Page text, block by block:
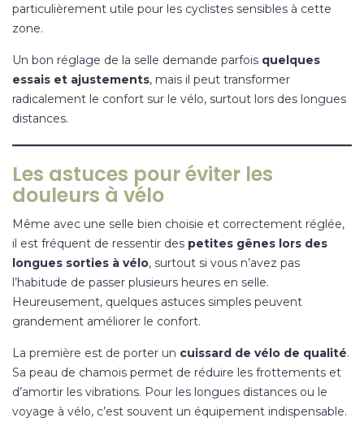
particulièrement utile pour les cyclistes sensibles à cette
zone.
Un bon réglage de la selle demande parfois quelques
essais et ajustements, mais il peut transformer
radicalement le confort sur le vélo, surtout lors des longues
distances.
Les astuces pour éviter les
douleurs à vélo
Même avec une selle bien choisie et correctement réglée,
il est fréquent de ressentir des petites gênes lors des
longues sorties à vélo, surtout si vous n’avez pas
l’habitude de passer plusieurs heures en selle.
Heureusement, quelques astuces simples peuvent
grandement améliorer le confort.
La première est de porter un cuissard de vélo de qualité.
Sa peau de chamois permet de réduire les frottements et
d’amortir les vibrations. Pour les longues distances ou le
voyage à vélo, c’est souvent un équipement indispensable.